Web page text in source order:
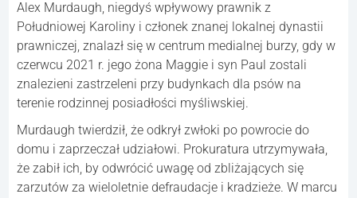
Alex Murdaugh, niegdyś wpływowy prawnik z
Południowej Karoliny i członek znanej lokalnej dynastii
prawniczej, znalazł się w centrum medialnej burzy, gdy w
czerwcu 2021 r. jego żona Maggie i syn Paul zostali
znalezieni zastrzeleni przy budynkach dla psów na
terenie rodzinnej posiadłości myśliwskiej.
Murdaugh twierdził, że odkrył zwłoki po powrocie do
domu i zaprzeczał udziałowi. Prokuratura utrzymywała,
że zabił ich, by odwrócić uwagę od zbliżających się
zarzutów za wieloletnie defraudacje i kradzieże. W marcu